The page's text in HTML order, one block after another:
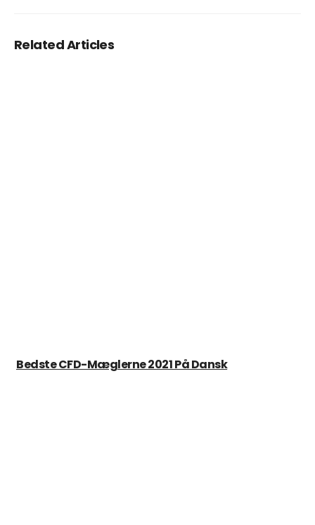
Related Articles
Bedste CFD-Mæglerne 2021 På Dansk